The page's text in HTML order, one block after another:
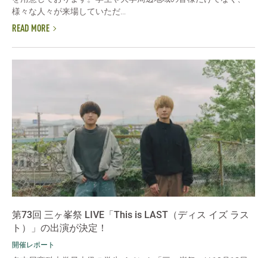
様々な人々が来場していただ...
READ MORE
第73回 三ヶ峯祭 LIVE「This is LAST（ディス イズ ラス
ト）」の出演が決定！
開催レポート